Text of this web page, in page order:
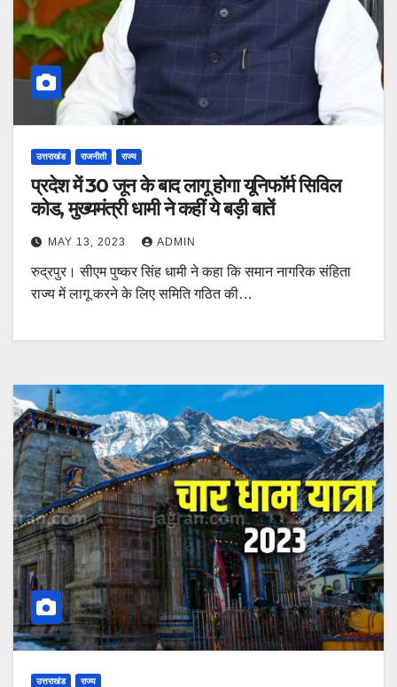
उत्तराखंड राजनीती राज्य
प्रदेश में 30 जून के बाद लागू होगा यूनिफॉर्म सिविल
कोड, मुख्यमंत्री धामी ने कहीं ये बड़ी बातें
MAY 13, 2023 ADMIN
रुद्रपुर। सीएम पुष्कर सिंह धामी ने कहा कि समान नागरिक संहिता
राज्य में लागू करने के लिए समिति गठित की…
उत्तराखंड राज्य